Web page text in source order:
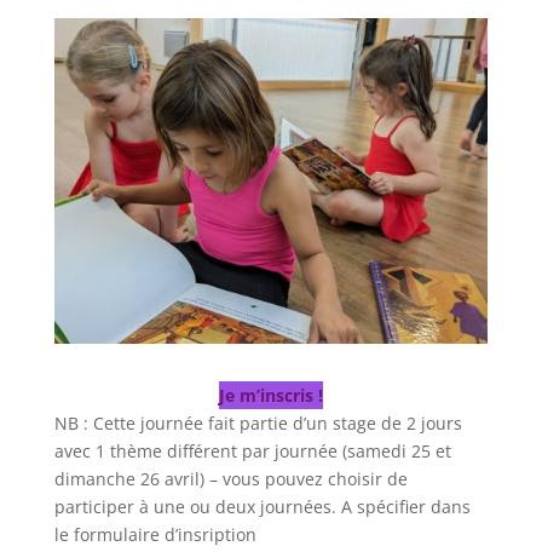
Je m’inscris !
NB : Cette journée fait partie d’un stage de 2 jours
avec 1 thème différent par journée (samedi 25 et
dimanche 26 avril) – vous pouvez choisir de
participer à une ou deux journées. A spécifier dans
le formulaire d’insription